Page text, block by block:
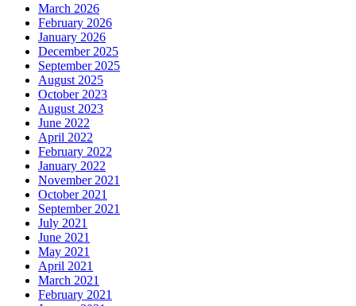
March 2026
February 2026
January 2026
December 2025
September 2025
August 2025
October 2023
August 2023
June 2022
April 2022
February 2022
January 2022
November 2021
October 2021
September 2021
July 2021
June 2021
May 2021
April 2021
March 2021
February 2021